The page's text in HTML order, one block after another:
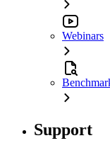
Webinars
Support